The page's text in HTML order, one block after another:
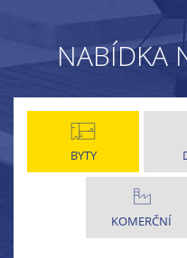
NABÍDKA
BYTY
KOMERČNÍ